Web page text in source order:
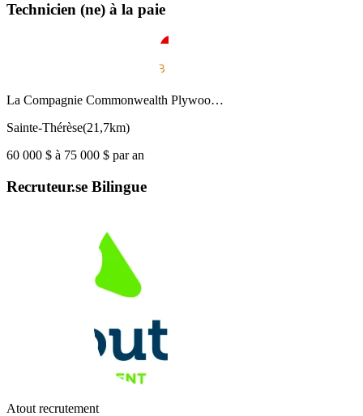
Technicien (ne) à la paie
La Compagnie Commonwealth Plywoo…
Sainte-Thérèse(21,7km)
60 000 $ à 75 000 $ par an
Recruteur.se Bilingue
Atout recrutement